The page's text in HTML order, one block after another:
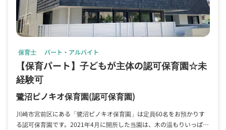
保育士 パート・アルバイト
【保育パート】子どもが主体の認可保育園☆未
経験可
鷺沼ピノキオ保育園(認可保育園)
川崎市宮前区にある「鷺沼ピノキオ保育園」は定員60名をお預かりす
る認可保育園です。2021年4月に開所した当園は、木の温もりいっぱい